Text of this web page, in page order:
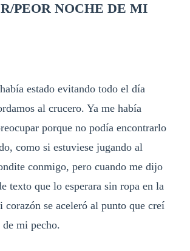
PEOR NOCHE DE MI
estado evitando todo el día
al crucero. Ya me había
porque no podía encontrarlo
como si estuviese jugando al
conmigo, pero cuando me dijo
texto que lo esperara sin ropa en la
corazón se aceleró al punto que creí
de mi pecho.